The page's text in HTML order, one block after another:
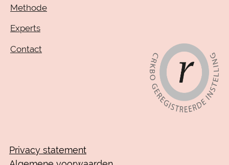
Methode
Experts
Contact
Privacy statement